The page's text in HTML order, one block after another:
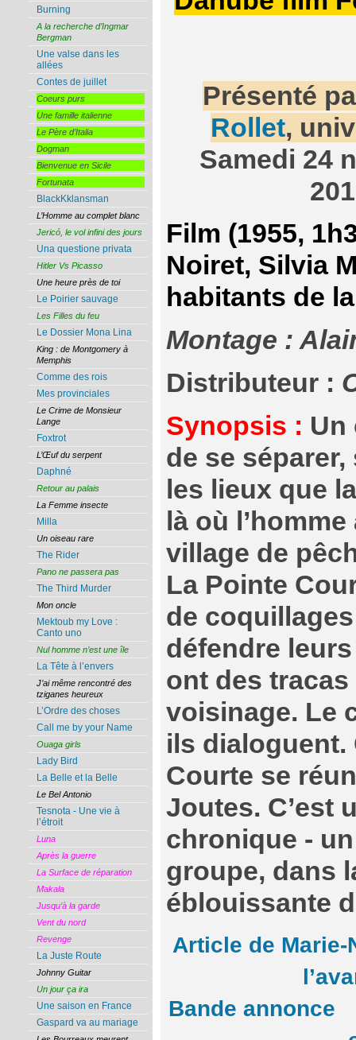
Présenté
Rollet,
Samedi 24
Film (1955,
Noiret, Silvia
habitants de
Montage :
Distributeur :
Synopsis : Un
de se
les lieux que
là où
village de
La Pointe
de
défendre
ont des
voisinage. Le
ils dialoguent.
Courte se
Joutes. C’est
chronique -
groupe, dans
éblouissante
Article de Marie-
Bande annonce
Burning
A la recherche d’Ingmar
Bergman
Une valse dans les
allées
Contes de juillet
Coeurs purs
Une famille italienne
Le Père d’Italia
Dogman
Bienvenue en Sicile
Fortunata
BlackKklansman
L’Homme au complet blanc
Jericó, le vol infini des jours
Una questione privata
Hitler Vs Picasso
Une heure près de toi
Le Poirier sauvage
Les Filles du feu
Le Dossier Mona Lina
King : de Montgomery à
Memphis
Comme des rois
Mes provinciales
Le Crime de Monsieur
Lange
Foxtrot
L’Œuf du serpent
Daphné
Retour au palais
La Femme insecte
Milla
Un oiseau rare
The Rider
Pano ne passera pas
The Third Murder
Mon oncle
Mektoub my Love :
Canto uno
Nul homme n’est une île
La Tête à l’envers
J’ai même rencontré des
tziganes heureux
L’Ordre des choses
Call me by your Name
Ouaga girls
Lady Bird
La Belle et la Belle
Le Bel Antonio
Tesnota - Une vie à
l’étroit
Luna
Après la guerre
La Surface de réparation
Makala
Jusqu’à la garde
Vent du nord
Revenge
La Juste Route
Johnny Guitar
Un jour ça ira
Une saison en France
Gaspard va au mariage